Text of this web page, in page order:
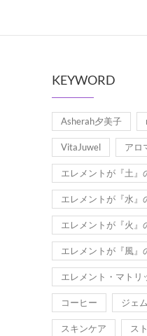
KEYWORD
Asherah夕美子
VitaJuwel アロ
エレメントが『土』
エレメントが『水』
エレメントが『火』
エレメントが『風』
エレメント・マトリ
コーヒー ジェ
スキンケア ス